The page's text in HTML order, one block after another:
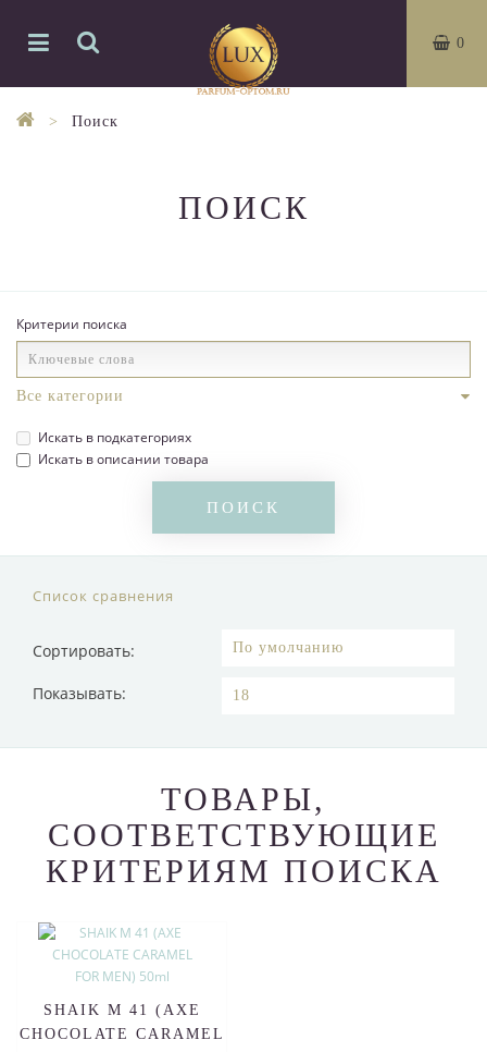
0
Поиск
ПОИСК
Критерии поиска
Искать в подкатегориях
Искать в описании товара
Список сравнения
Сортировать:
Показывать:
ТОВАРЫ,
СООТВЕТСТВУЮЩИЕ
КРИТЕРИЯМ ПОИСКА
SHAIK M 41 (AXE
CHOCOLATE CARAMEL